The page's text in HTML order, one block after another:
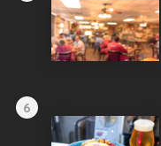
6